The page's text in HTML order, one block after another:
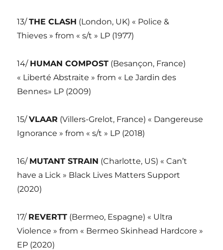
13/THE CLASH (London, UK) « Police &
Thieves » from « s/t » LP (1977)
14/ HUMAN COMPOST (Besançon, France)
« Liberté Abstraite » from « Le Jardin des
Bennes» LP (2009)
15/VLAAR (Villers-Grelot, France) « Dangereuse
Ignorance » from « s/t » LP (2018)
16/ MUTANT STRAIN (Charlotte, US) « Can’t
have a Lick » Black Lives Matters Support
(2020)
17/ REVERTT (Bermeo, Espagne) « Ultra
Violence » from « Bermeo Skinhead Hardcore »
EP (2020)